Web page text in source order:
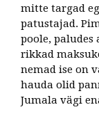
mitte targad
patustajad.
poole, paludes
rikkad
nemad ise on
hauda olid
Jumala vägi